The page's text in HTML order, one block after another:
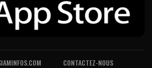
CONTACTEZ-NOUS